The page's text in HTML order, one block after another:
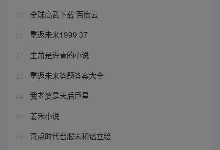
20 全球高武下载 百度云
21 重返未来1999 37
22 主角是许青的小说
23 重返未来答题答案大全
24 我老婆是天后巨星
25 姜禾小说
26 奇点时代台服未和谐立绘